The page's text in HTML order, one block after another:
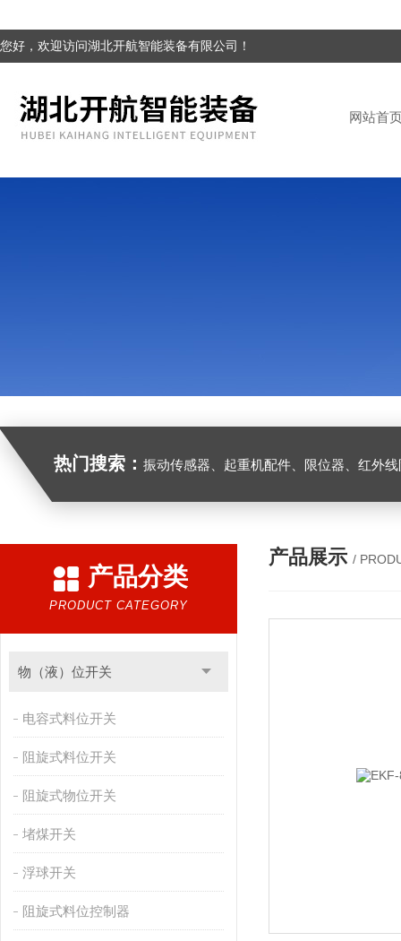
您好，欢迎访问湖北开航智能装备有限公司！
网站首
热门搜索： 振动传感器、起重机配件、限位器、红外线防撞器
产品分类
PRODUCT CATEGORY
物（液）位开关
电容式料位开关
阻旋式料位开关
阻旋式物位开关
堵煤开关
浮球开关
阻旋式料位控制器
产品展示 /